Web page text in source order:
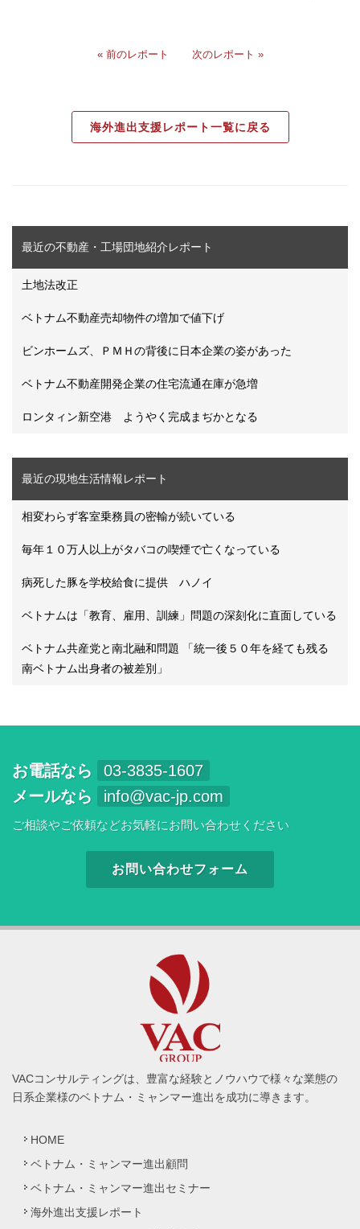
« 前のレポート 次のレポート »
海外進出支援レポート一覧に戻る
最近の不動産・工場団地紹介レポート
土地法改正
ベトナム不動産売却物件の増加で値下げ
ビンホームズ、ＰＭＨの背後に日本企業の姿があった
ベトナム不動産開発企業の住宅流通在庫が急増
ロンタィン新空港 ようやく完成まぢかとなる
最近の現地生活情報レポート
相変わらず客室乗務員の密輸が続いている
毎年１０万人以上がタバコの喫煙で亡くなっている
病死した豚を学校給食に提供 ハノイ
ベトナムは「教育、雇用、訓練」問題の深刻化に直面している
ベトナム共産党と南北融和問題 「統一後５０年を経ても残る
南ベトナム出身者の被差別」
お電話なら
03-3835-1607
メールなら
info@vac-jp.com
ご相談やご依頼などお気軽にお問い合わせください
お問い合わせフォーム
VACコンサルティングは、豊富な経験とノウハウで様々な業態の
日系企業様のベトナム・ミャンマー進出を成功に導きます。
HOME
ベトナム・ミャンマー進出顧問
ベトナム・ミャンマー進出セミナー
海外進出支援レポート